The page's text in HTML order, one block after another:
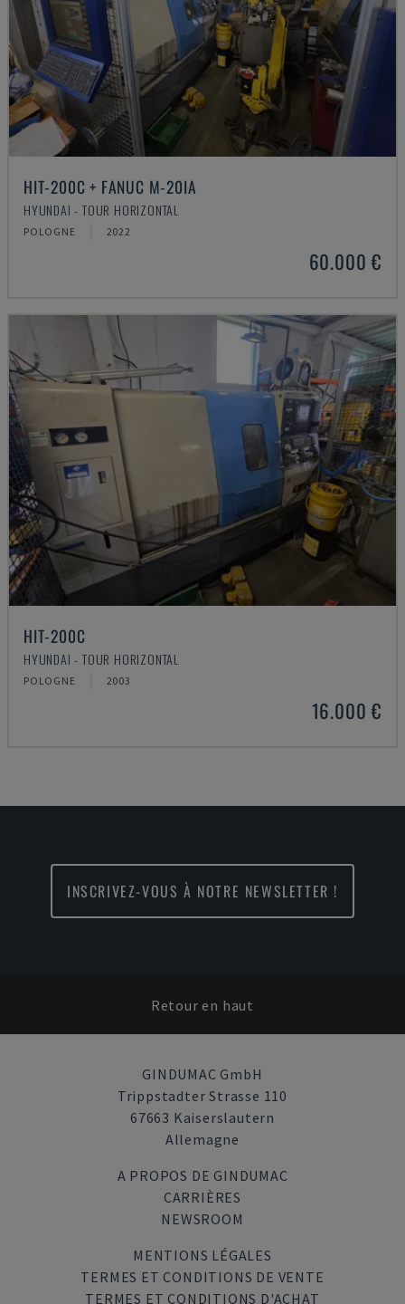
HIT-200C + FANUC M-20IA
HYUNDAI - TOUR HORIZONTAL
POLOGNE 2022
60.000 €
HIT-200C
HYUNDAI - TOUR HORIZONTAL
POLOGNE 2003
16.000 €
INSCRIVEZ-VOUS À NOTRE NEWSLETTER !
Retour en haut
GINDUMAC GmbH
Trippstadter Strasse 110
67663 Kaiserslautern
Allemagne
A PROPOS DE GINDUMAC
CARRIÈRES
NEWSROOM
MENTIONS LÉGALES
TERMES ET CONDITIONS DE VENTE
TERMES ET CONDITIONS D'ACHAT